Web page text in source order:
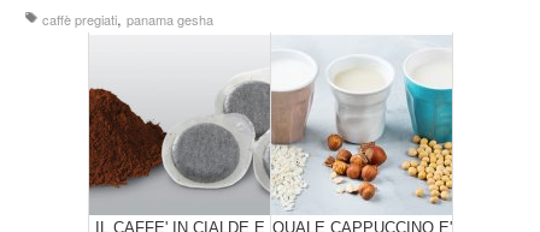
caffè pregiati, panama gesha
IL CAFFE' IN CIALDE E QUALE CAPPUCCINO E'